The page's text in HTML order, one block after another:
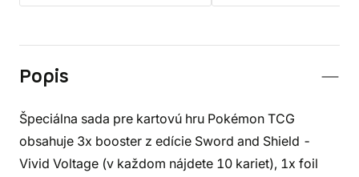
Popis
Špeciálna sada pre kartovú hru Pokémon TCG
obsahuje 3x booster z edície Sword and Shield -
Vivid Voltage (v každom nájdete 10 kariet), 1x foil